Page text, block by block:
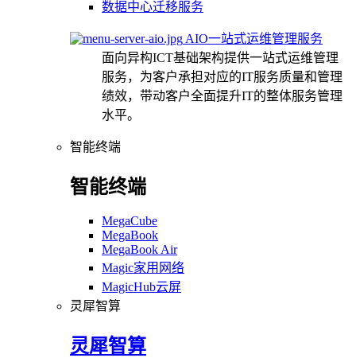
数据中心迁移服务
AIO一站式运维管理服务
面向异构ICT基础架构提供一站式运维管理
服务，为客户承担对应的IT服务质量和管理
绩效，带动客户全面提升IT的整体服务管理
水平。
智能终端
智能终端
MegaCube
MegaBook
MegaBook Air
Magic家用网络
MagicHub云屏
灵犀智算
灵犀智算